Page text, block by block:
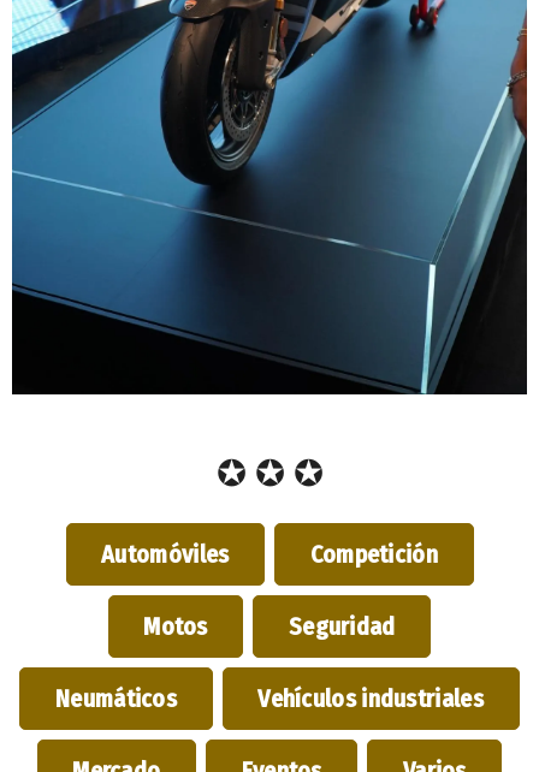
✪ ✪ ✪
Automóviles Competición
Motos Seguridad
Neumáticos Vehículos industriales